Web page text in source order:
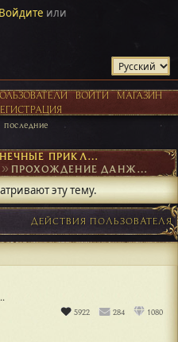
Войдите или
ВОЙТИ
МАГАЗИН
последние
БЕСКОНЕЧНЫЕ ПРИКЛЮЧЕНИЯ
► ПРОХОЖДЕНИЕ ДАНЖА: ОБИТЕЛЬ ЗЕЛЕНОГО ДРАКОНА ПВИФФА VIII
эту тему.
ДЕЙСТВИЯ ПОЛЬЗОВАТЕЛЯ
5922 284 1080